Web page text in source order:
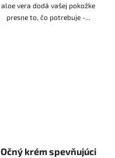
aloe vera dodá vašej pokožke
presne to, čo potrebuje -...
Očný krém spevňujúci